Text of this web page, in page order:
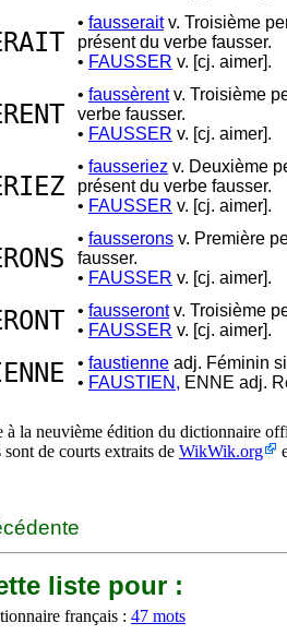
• fausseraitv. Troisième
présent du verbe fausser.
• FAUSSER v. [cj. aimer].
• faussèrentv. Troisième
verbe fausser.
• FAUSSER v. [cj. aimer].
• fausseriez v. Deuxième
présent du verbe fausser.
• FAUSSER v. [cj. aimer].
• fausserons v. Première
fausser.
• FAUSSER v. [cj. aimer].
• fausserontv. Troisième
• FAUSSER v. [cj. aimer].
• faustienne adj. Féminin
• FAUSTIEN, ENNE adj.
à la neuvième édition du dictionnaire
de courts extraits de WikWik.org
liste pour :
français : 47 mots